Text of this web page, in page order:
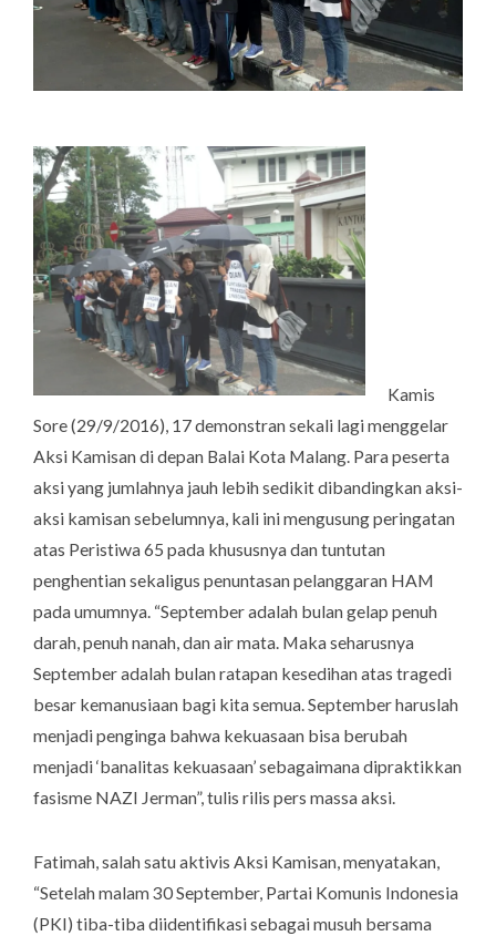
Kamis
Sore (29/9/2016), 17 demonstran sekali lagi menggelar
Aksi Kamisan di depan Balai Kota Malang. Para peserta
aksi yang jumlahnya jauh lebih sedikit dibandingkan aksi-
aksi kamisan sebelumnya, kali ini mengusung peringatan
atas Peristiwa 65 pada khususnya dan tuntutan
penghentian sekaligus penuntasan pelanggaran HAM
pada umumnya. “September adalah bulan gelap penuh
darah, penuh nanah, dan air mata. Maka seharusnya
September adalah bulan ratapan kesedihan atas tragedi
besar kemanusiaan bagi kita semua. September haruslah
menjadi penginga bahwa kekuasaan bisa berubah
menjadi ‘banalitas kekuasaan’ sebagaimana dipraktikkan
fasisme NAZI Jerman”, tulis rilis pers massa aksi.
Fatimah, salah satu aktivis Aksi Kamisan, menyatakan,
“Setelah malam 30 September, Partai Komunis Indonesia
(PKI) tiba-tiba diidentifikasi sebagai musuh bersama